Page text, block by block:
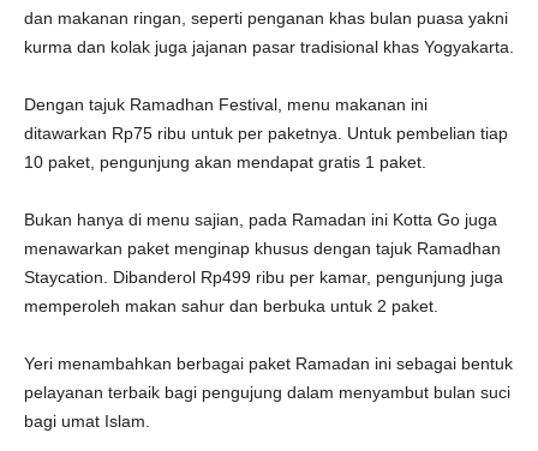
dan makanan ringan, seperti penganan khas bulan puasa yakni
kurma dan kolak juga jajanan pasar tradisional khas Yogyakarta.
Dengan tajuk Ramadhan Festival, menu makanan ini
ditawarkan Rp75 ribu untuk per paketnya. Untuk pembelian tiap
10 paket, pengunjung akan mendapat gratis 1 paket.
Bukan hanya di menu sajian, pada Ramadan ini Kotta Go juga
menawarkan paket menginap khusus dengan tajuk Ramadhan
Staycation. Dibanderol Rp499 ribu per kamar, pengunjung juga
memperoleh makan sahur dan berbuka untuk 2 paket.
Yeri menambahkan berbagai paket Ramadan ini sebagai bentuk
pelayanan terbaik bagi pengujung dalam menyambut bulan suci
bagi umat Islam.